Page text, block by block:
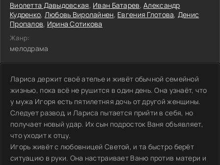
Виолетта Давыдовская, Иван Батарев,Александр
Кудренко, Любовь Виролайнен, Евгения Глотова, Денис
Пропалов, Ирина Сотикова
Жанр:
мелодрама
Лариса держит своё ателье и живёт обычной семейной
жизнью, пока всё не рушится в один день. Она узнаёт, что
у мужа Игоря есть пятилетняя дочь от другой женщины.
Следует развод, и Лариса пытается прийти в себя, но
получает новый удар. Их сын подросток Ваня объявляет,
что уходит к отцу.
Игорь живёт с любовницей Светой, и та быстро берёт
ситуацию в руки. Она настраивает Ваню против матери и